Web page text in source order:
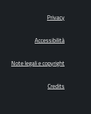
Privacy
Accessibilità
Note legali e copyright
Credits